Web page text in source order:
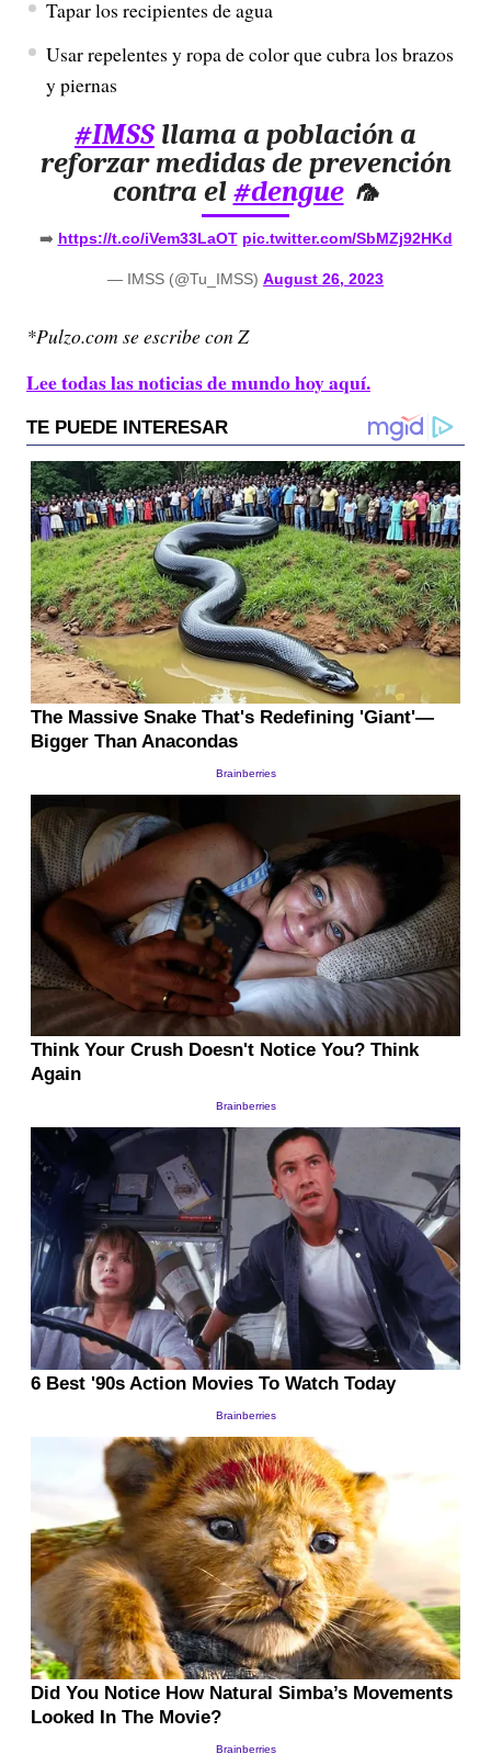
Tapar los recipientes de agua
Usar repelentes y ropa de color que cubra los brazos
y piernas
#IMSS llama a población a
reforzar medidas de prevención
contra el#dengue🦟
➡️ https://t.co/iVem33LaOT pic.twitter.com/SbMZj92HKd
— IMSS (@Tu_IMSS) August 26, 2023
*Pulzo.com se escribe con Z
Lee todas las noticias de mundo hoy aquí.